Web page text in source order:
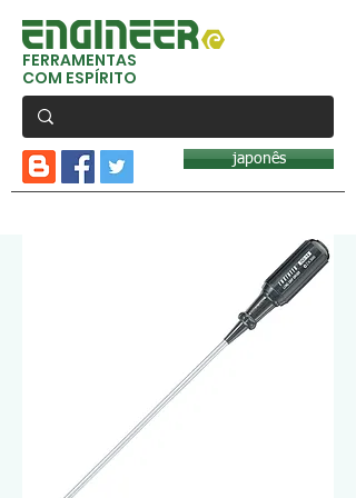
FERRAMENTAS
COM ESPÍRITO
japonês